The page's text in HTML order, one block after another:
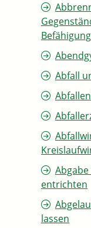
Abfall
entrichten
lassen